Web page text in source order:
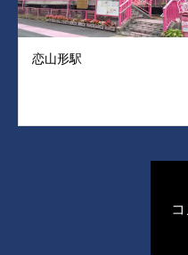
恋山形駅